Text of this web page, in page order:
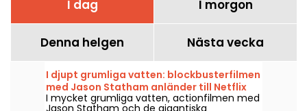
I dag I morgon
Denna helgen Nästa vecka
I djupt grumliga vatten: blockbusterfilmen
med Jason Statham anländer till Netflix
och HBO Max
I mycket grumliga vatten, actionfilmen med
Jason Statham och de gigantiska